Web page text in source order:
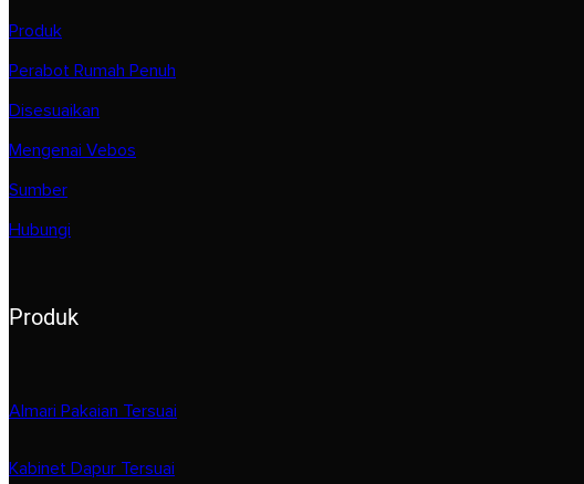
Produk
Perabot Rumah Penuh
Disesuaikan
Mengenai Vebos
Sumber
Hubungi
Produk
Almari Pakaian Tersuai
Kabinet Dapur Tersuai